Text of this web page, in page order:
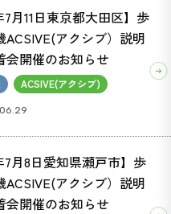
7月11日東京都大田区】歩
ACSIVE(アクシブ）説明
会開催のお知らせ
ACSIVE(アクシブ)
7月8日愛知県瀬戸市】歩
ACSIVE(アクシブ）説明
会開催のお知らせ